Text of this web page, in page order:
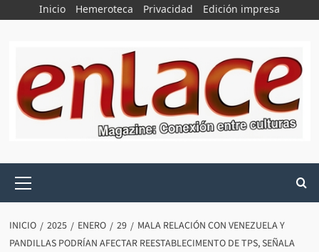
Inicio Hemeroteca Privacidad Edición impresa
principal
INICIO 2025 ENERO 29
MALA RELACIÓN CON VENEZUELA Y
PANDILLAS PODRÍAN AFECTAR REESTABLECIMENTO DE TPS, SEÑALA